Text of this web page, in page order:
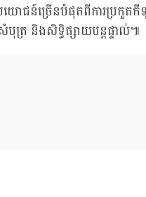
យោជន៍ច្រើនបំផុតពីការប្រកួ
រ និងសិទ្ធិផ្សាយបន្តផ្ទាល់៕